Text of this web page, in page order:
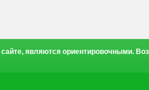
являются ориентировочными.